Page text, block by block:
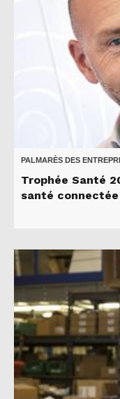
PALMARÈS DES
Trophée Santé
santé connectée